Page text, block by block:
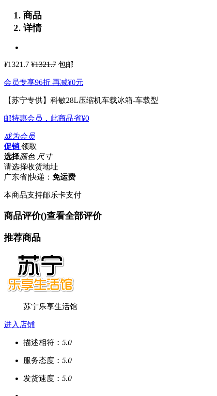
商品
详情
¥1321.7 ¥1321.7 包邮
会员专享96折 再减¥0元
【苏宁专供】科敏28L压缩机车载冰箱-车载型
邮特惠会员，此商品省¥0
成为会员
促销 领取
选择颜色 尺寸
请选择收货地址
广东省|快递： 免运费
本商品支持邮乐卡支付
商品评价()查看全部评价
推荐商品
苏宁乐享生活馆
进入店铺
描述相符： 5.0
服务态度： 5.0
发货速度： 5.0